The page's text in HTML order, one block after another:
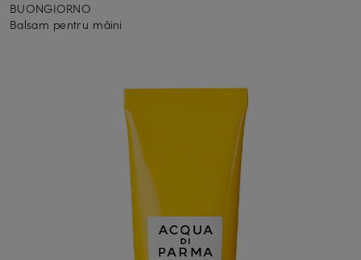
BUONGIORNO
Balsam pentru mâini